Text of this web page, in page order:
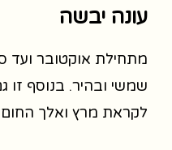
עונה יבשה
מתחילת אוקטובר ועד
שמשי ובהיר. בנוסף זו
לקראת מרץ ואלך